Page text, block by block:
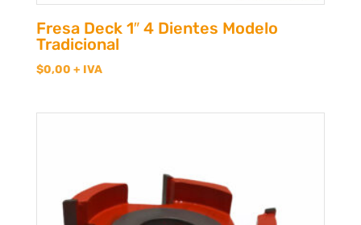
Fresa Deck 1″ 4 Dientes Modelo
Tradicional
$0,00 + IVA